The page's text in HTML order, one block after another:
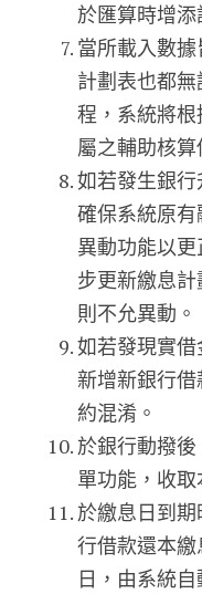
於匯算時增添
當所載入數
計劃表也都
程，系統將
屬之輔助核算
如若發生銀
確保系統原
異動功能以
步更新繳息
則不允異動。
如若發現實
新增新銀行
約混淆。
於銀行動撥
單功能，收取
於繳息日到
行借款還本
日，由系統